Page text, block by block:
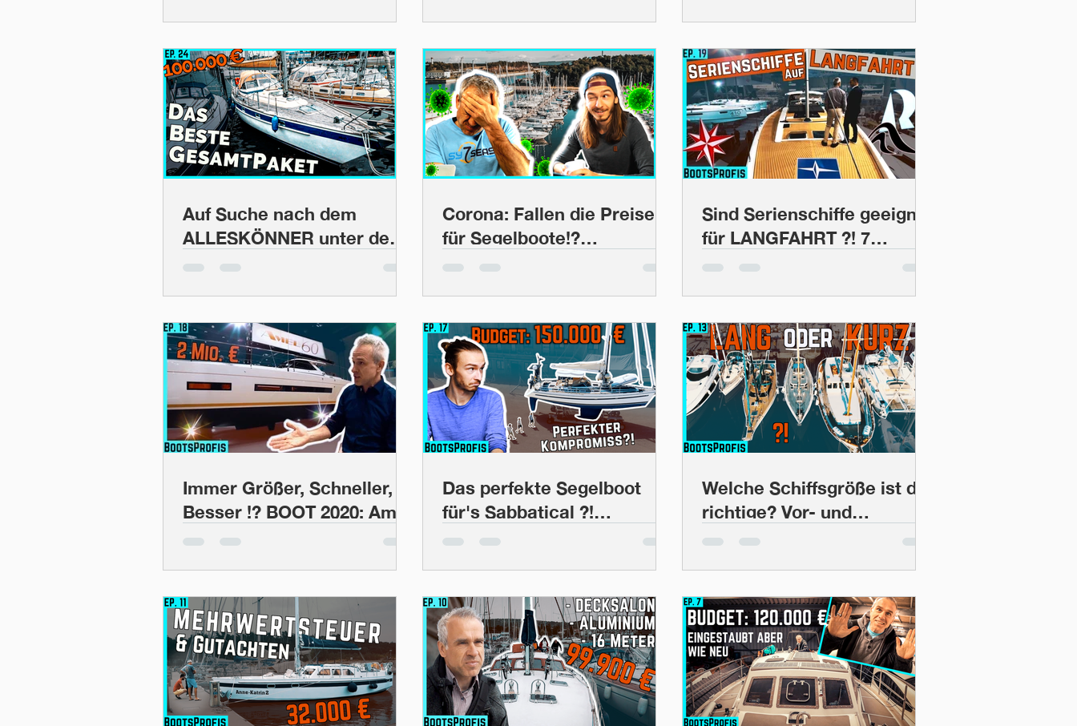
Auf Suche nach dem
ALLESKÖNNER unter den
Segelbooten! Hallberg
Corona: Fallen die Preise
für Segelboote!?
Entwicklungen im
Sind Serienschiffe geeignet
für LANGFAHRT ?! 7
Kriterien im Vergleich -
Immer Größer, Schneller,
Besser !? BOOT 2020: Amel
60 und Garcia 52 |
Das perfekte Segelboot
für's Sabbatical ?!
Gutachten & Test Segeln
Welche Schiffsgröße ist die
richtige? Vor- und
Nachteile auf Langfahrt |